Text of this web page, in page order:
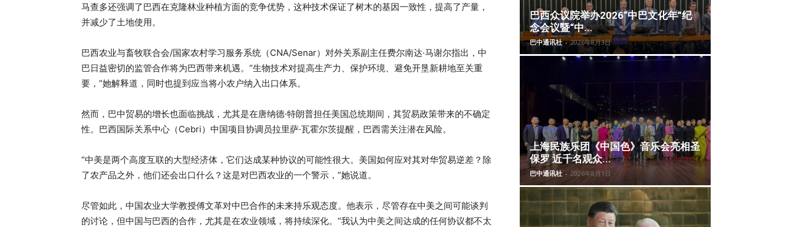
马查多还强调了巴西在克隆林业种植方面的竞争优势，这种技术保证了树木的基因一致性，提高了产量，
并减少了土地使用。
巴西农业与畜牧联合会/国家农村学习服务系统（CNA/Senar）对外关系副主任费尔南达·马谢尔指出，中
巴日益密切的监管合作将为巴西带来机遇。“生物技术对提高生产力、保护环境、避免开垦新耕地至关重
要，”她解释道，同时也提到应当将小农户纳入出口体系。
然而，巴中贸易的增长也面临挑战，尤其是在唐纳德·特朗普担任美国总统期间，其贸易政策带来的不确定
性。巴西国际关系中心（Cebri）中国项目协调员拉里萨·瓦霍尔茨提醒，巴西需关注潜在风险。
“中美是两个高度互联的大型经济体，它们达成某种协议的可能性很大。美国如何应对其对华贸易逆差？除
了农产品之外，他们还会出口什么？这是对巴西农业的一个警示，”她说道。
尽管如此，中国农业大学教授傅文革对中巴合作的未来持乐观态度。他表示，尽管存在中美之间可能谈判
的讨论，但中国与巴西的合作，尤其是在农业领域，将持续深化。“我认为中美之间达成的任何协议都不太
巴西众议院举办2026“中巴文化年”纪
念会议暨“中...
巴中通讯社 - 2026年8月3日
上海民族乐团《中国色》音乐会亮相圣
保罗 近千名观众...
巴中通讯社 - 2026年8月1日